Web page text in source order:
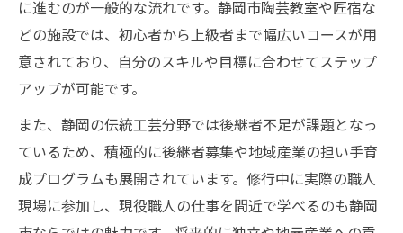
に進むのが一般的な流れです。静岡市陶芸教室や匠宿な
どの施設では、初心者から上級者まで幅広いコースが用
意されており、自分のスキルや目標に合わせてステップ
アップが可能です。
また、静岡の伝統工芸分野では後継者不足が課題となっ
ているため、積極的に後継者募集や地域産業の担い手育
成プログラムも展開されています。修行中に実際の職人
現場に参加し、現役職人の仕事を間近で学べるのも静岡